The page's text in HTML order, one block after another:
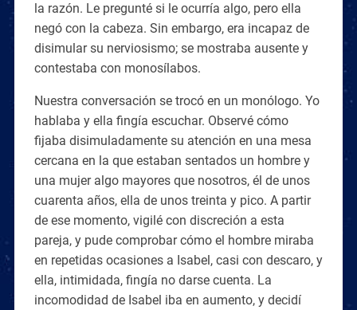
la razón. Le pregunté si le ocurría algo, pero ella
negó con la cabeza. Sin embargo, era incapaz de
disimular su nerviosismo; se mostraba ausente y
contestaba con monosílabos.
Nuestra conversación se trocó en un monólogo. Yo
hablaba y ella fingía escuchar. Observé cómo
fijaba disimuladamente su atención en una mesa
cercana en la que estaban sentados un hombre y
una mujer algo mayores que nosotros, él de unos
cuarenta años, ella de unos treinta y pico. A partir
de ese momento, vigilé con discreción a esta
pareja, y pude comprobar cómo el hombre miraba
en repetidas ocasiones a Isabel, casi con descaro, y
ella, intimidada, fingía no darse cuenta. La
incomodidad de Isabel iba en aumento, y decidí